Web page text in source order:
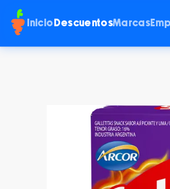
Inicio DescuentosMarcas